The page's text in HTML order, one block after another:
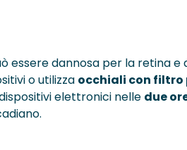
essere dannosa per la retina e
o utilizza occhiali con filtro
elettronici nelle due